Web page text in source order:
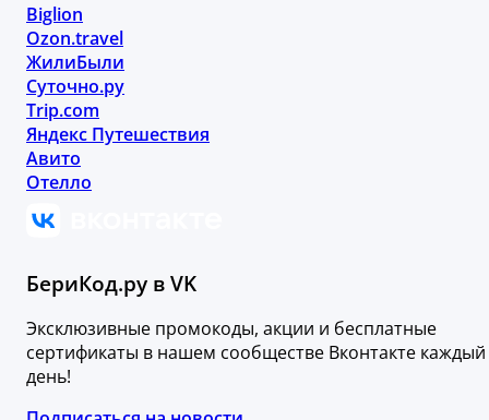
Biglion
Ozon.travel
ЖилиБыли
Суточно.ру
Trip.com
Яндекс Путешествия
Авито
Отелло
БериКод.ру в VK
Эксклюзивные промокоды, акции и бесплатные
сертификаты в нашем сообществе Вконтакте каждый
день!